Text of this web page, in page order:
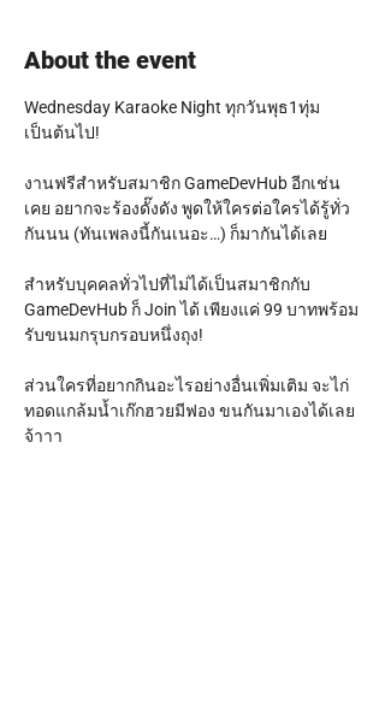
About the event
Wednesday Karaoke Night ทุกวันพุธ1ทุ่ม
เป็นต้นไป!
งานฟรีสำหรับสมาชิก GameDevHub อีกเช่น
เคย อยากจะร้องดั๊งดัง พูดให้ใครต่อใครได้รู้ทั่ว
กันนน (ทันเพลงนี้กันเนอะ…) ก็มากันได้เลย
สำหรับบุคคลทั่วไปที่ไม่ได้เป็นสมาชิกกับ
GameDevHub ก็ Join ได้ เพียงแค่ 99 บาทพร้อม
รับขนมกรุบกรอบหนึ่งถุง!
ส่วนใครที่อยากกินอะไรอย่างอื่นเพิ่มเติม จะไก่
ทอดแกล้มน้ำเก๊กฮวยมีฟอง ขนกันมาเองได้เลย
จ้าาา